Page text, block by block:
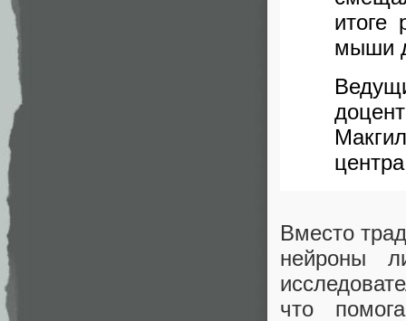
итоге
мыши
Вместо
нейроны
что